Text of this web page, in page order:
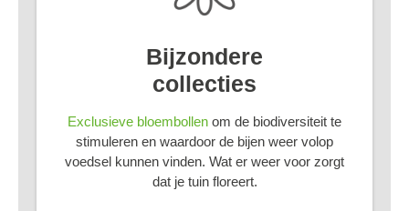
Bijzondere
collecties
Exclusieve bloembollen om de biodiversiteit te
stimuleren en waardoor de bijen weer volop
voedsel kunnen vinden. Wat er weer voor zorgt
dat je tuin floreert.